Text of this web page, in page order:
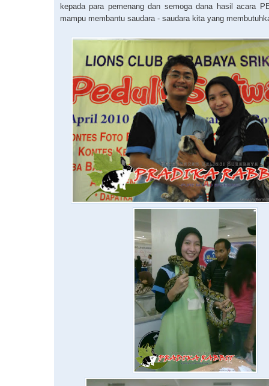
kepada para pemenang dan semoga dana hasil acara
mampu membantu saudara - saudara kita yang